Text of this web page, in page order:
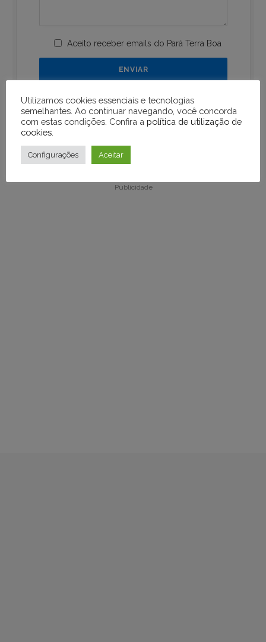
Aceito receber emails do Pará Terra Boa
Publicidade
Publicidade
Utilizamos cookies essenciais e tecnologias
semelhantes. Ao continuar navegando, você concorda
com estas condições. Confira a política de utilização de
cookies
Configurações Aceitar